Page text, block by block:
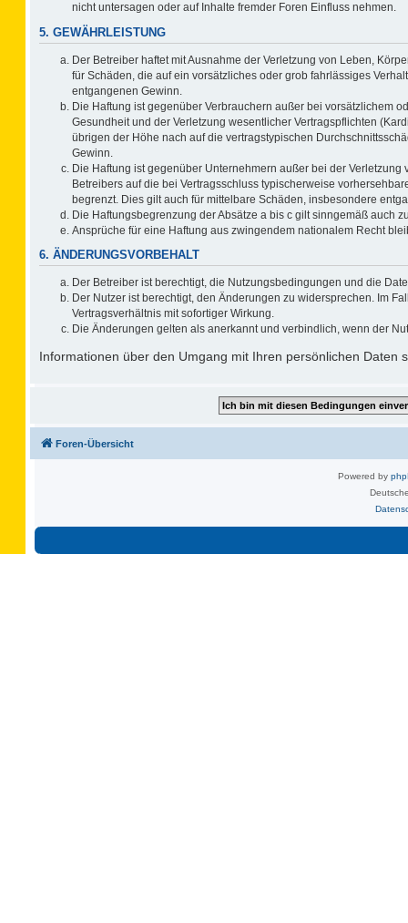
nicht untersagen oder auf Inhalte fremder Foren Einfluss nehmen.
5. GEWÄHRLEISTUNG
Der Betreiber haftet mit Ausnahme der Verletzung von Leben,
für Schäden, die auf ein vorsätzliches oder grob fahrlässiges
entgangenen Gewinn.
Die Haftung ist gegenüber Verbrauchern außer bei vorsätzlichem
Gesundheit und der Verletzung wesentlicher Vertragspflichten
übrigen der Höhe nach auf die vertragstypischen
Gewinn.
Die Haftung ist gegenüber Unternehmern außer bei der
Betreibers auf die bei Vertragsschluss typischerweise
begrenzt. Dies gilt auch für mittelbare Schäden, insbesondere
Die Haftungsbegrenzung der Absätze a bis c gilt sinngemäß auch
Ansprüche für eine Haftung aus zwingendem nationalem Recht
6. ÄNDERUNGSVORBEHALT
Der Betreiber ist berechtigt, die Nutzungsbedingungen und die
Der Nutzer ist berechtigt, den Änderungen zu widersprechen. Im
Vertragsverhältnis mit sofortiger Wirkung.
Die Änderungen gelten als anerkannt und verbindlich, wenn der
Informationen über den Umgang mit Ihren persönlichen Daten
Foren-Übersicht
Powered by